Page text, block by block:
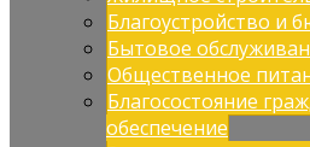
Благоустройство и
Бытовое
Общественное
Благосостояние
обеспечение